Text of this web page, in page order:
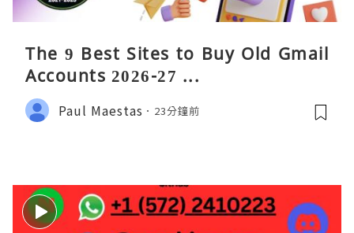
The 9 Best Sites to Buy Old Gmail
Accounts 2026-27 ...
Paul Maestas 23分鐘前